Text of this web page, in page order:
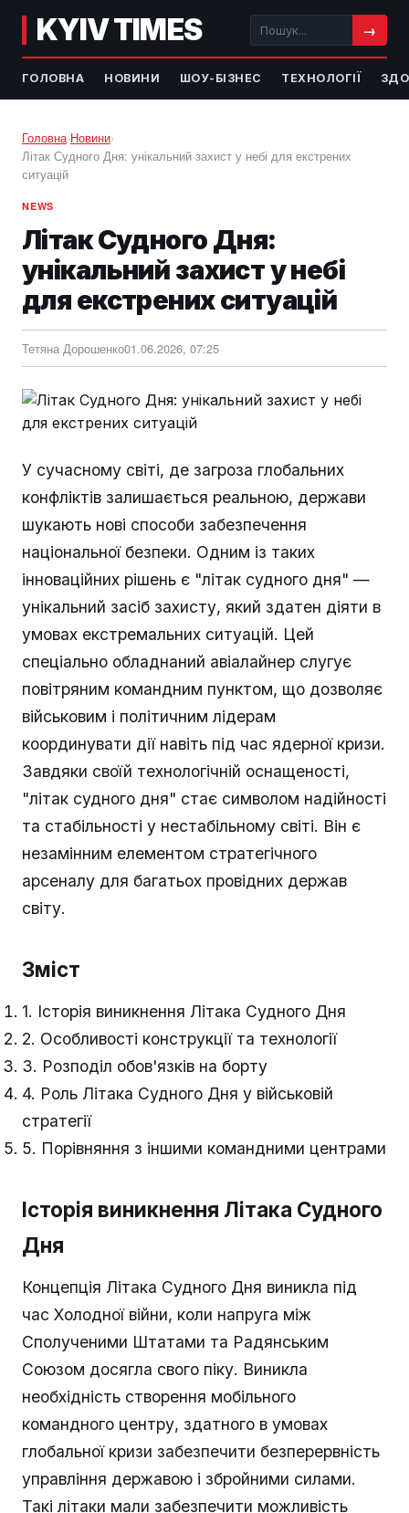
KYIV TIMES →
ГОЛОВНА НОВИНИ ШОУ-БІЗНЕС ТЕХНОЛОГІЇ
Головна›Новини›
Літак Судного Дня: унікальний захист у небі для екстрених
ситуацій
NEWS
Літак Судного Дня:
унікальний захист у небі
для екстрених ситуацій
Тетяна Дорошенко01.06.2026, 07:25
У сучасному світі, де загроза глобальних
конфліктів залишається реальною, держави
шукають нові способи забезпечення
національної безпеки. Одним із таких
інноваційних рішень є "літак судного дня" —
унікальний засіб захисту, який здатен діяти в
умовах екстремальних ситуацій. Цей
спеціально обладнаний авіалайнер слугує
повітряним командним пунктом, що дозволяє
військовим і політичним лідерам
координувати дії навіть під час ядерної кризи.
Завдяки своїй технологічній оснащеності,
"літак судного дня" стає символом надійності
та стабільності у нестабільному світі. Він є
незамінним елементом стратегічного
арсеналу для багатьох провідних держав
світу.
Зміст
1. Історія виникнення Літака Судного Дня
2. Особливості конструкції та технології
3. Розподіл обов'язків на борту
4. Роль Літака Судного Дня у військовій
стратегії
5. Порівняння з іншими командними центрами
Історія виникнення Літака Судного
Дня
Концепція Літака Судного Дня виникла під
час Холодної війни, коли напруга між
Сполученими Штатами та Радянським
Союзом досягла свого піку. Виникла
необхідність створення мобільного
командного центру, здатного в умовах
глобальної кризи забезпечити безперервність
управління державою і збройними силами.
Такі літаки мали забезпечити можливість